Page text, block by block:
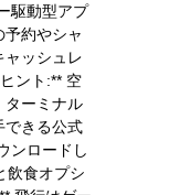
駆動型アプ
予約やシャ
ャッシュレ
ント:** 空
ターミナル
できる公式
ンロードし
飲食オプシ